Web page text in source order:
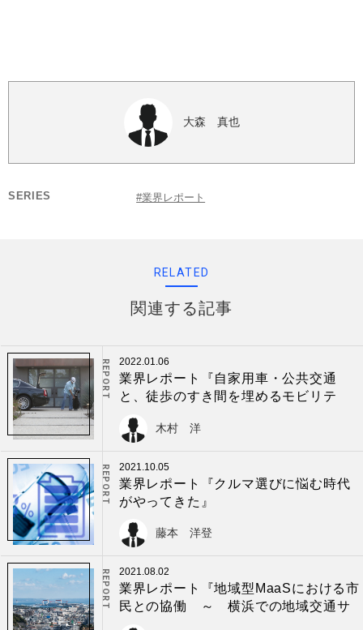
大森 真也
SERIES #業界レポート
RELATED
関連する記事
REPORT 2022.01.06
業界レポート『自家用車・公共交通
と、徒歩のすき間を埋めるモビリテ
木村 洋
REPORT 2021.10.05
業界レポート『クルマ選びに悩む時代
がやってきた』
藤本 洋登
REPORT 2021.08.02
業界レポート『地域型MaaSにおける市
民との協働 ～ 横浜での地域交通サ